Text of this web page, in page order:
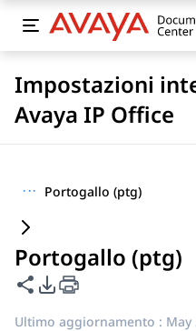
Impostazioni
Avaya IP Office
··· Portogallo (ptg)
Portogallo (ptg)
Condividi questa pagina
Opzioni di
Ultimo aggiornamento : May